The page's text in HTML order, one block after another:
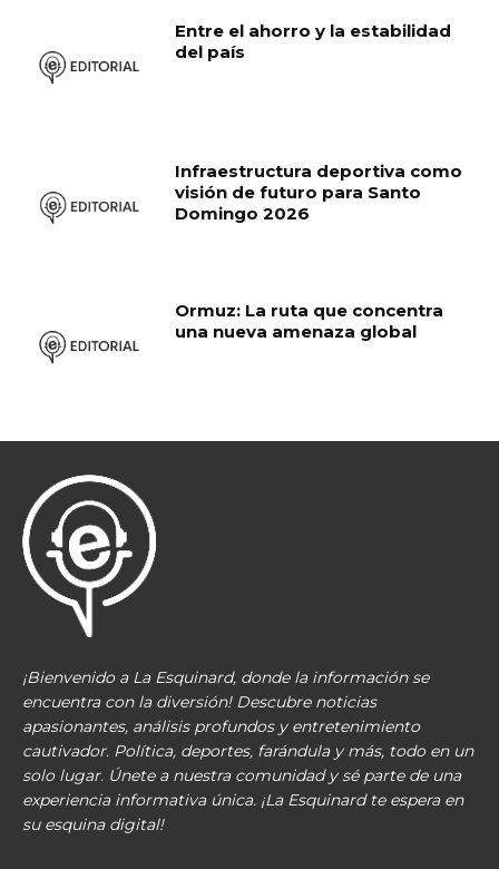
Entre el ahorro y la estabilidad
del país
Infraestructura deportiva como
visión de futuro para Santo
Domingo 2026
Ormuz: La ruta que concentra
una nueva amenaza global
¡Bienvenido a La Esquinard, donde la información se
encuentra con la diversión! Descubre noticias
apasionantes, análisis profundos y entretenimiento
cautivador. Política, deportes, farándula y más, todo en un
solo lugar. Únete a nuestra comunidad y sé parte de una
experiencia informativa única. ¡La Esquinard te espera en
su esquina digital!